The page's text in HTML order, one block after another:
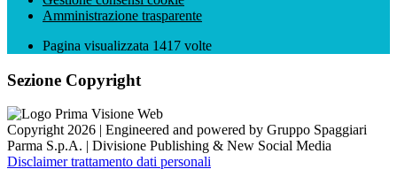
Amministrazione trasparente
Pagina visualizzata 1417 volte
Sezione Copyright
Copyright 2026 | Engineered and powered by Gruppo Spaggiari
Parma S.p.A. | Divisione Publishing & New Social Media
Disclaimer trattamento dati personali